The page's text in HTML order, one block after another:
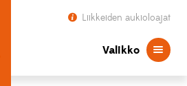
Liikkeiden aukioloajat
Valikko